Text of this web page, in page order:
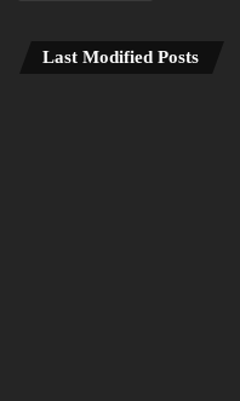
Last Modified Posts